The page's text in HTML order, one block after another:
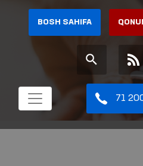
BOSH SAHIFA
71